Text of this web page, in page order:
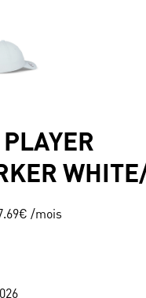
PLAYER
€ /mois